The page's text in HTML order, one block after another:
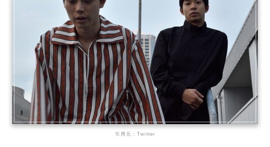
引用元：Twitter